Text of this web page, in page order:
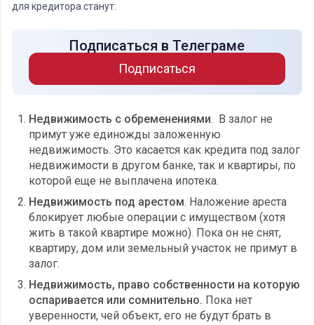
для кредитора станут:
Подписаться в Телеграме
Подписаться
Недвижимость с обременениями. В залог не
примут уже единожды заложенную
недвижимость. Это касается как кредита под залог
недвижимости в другом банке, так и квартиры, по
которой еще не выплачена ипотека.
Недвижимость под арестом. Наложение ареста
блокирует любые операции с имуществом (хотя
жить в такой квартире можно). Пока он не снят,
квартиру, дом или земельный участок не примут в
залог.
Недвижимость, право собственности на которую
оспаривается или сомнительно. Пока нет
уверенности, чей объект, его не будут брать в